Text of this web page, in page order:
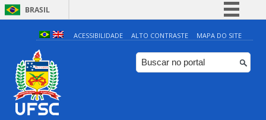
BRASIL
Simplifique!
Comunica BR
Participe
ACESSIBILIDADE ALTO CONTRASTE MAPA DO SITE